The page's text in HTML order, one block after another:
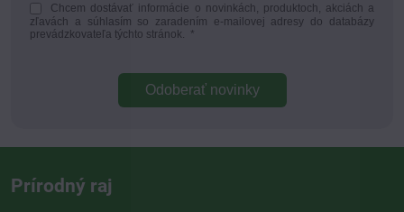
Chcem dostávať informácie o novinkách, produktoch, akciách a
zľavách a súhlasím so zaradením e-mailovej adresy do databázy
prevádzkovateľa týchto stránok.
*
Odoberať novinky
Prírodný raj